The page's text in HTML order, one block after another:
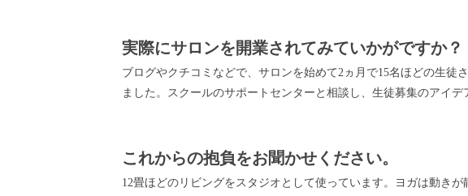
実際にサロンを開業されてみていかがですか？
ブログやクチコミなどで、サロンを始めて2ヵ月で15名ほどの生
ました。スクールのサポートセンターと相談し、生徒募集のアイ
これからの抱負をお聞かせください。
12畳ほどのリビングをスタジオとして使っています。ヨガは動き